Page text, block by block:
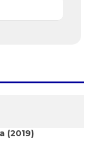
(2019)